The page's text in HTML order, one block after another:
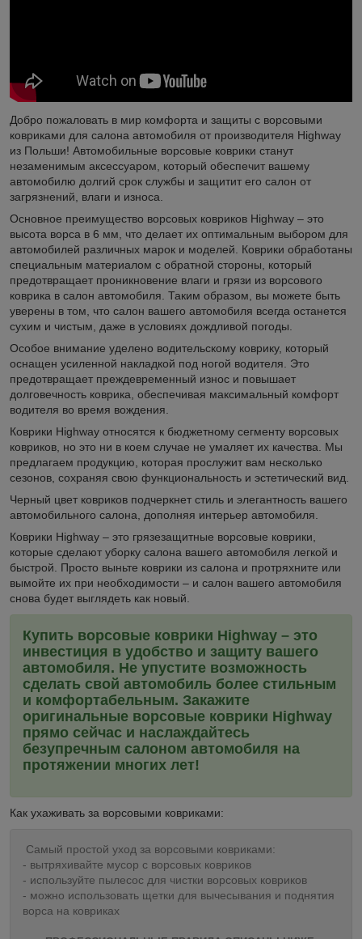
Добро пожаловать в мир комфорта и защиты с ворсовыми
ковриками для салона автомобиля от производителя Highway
из Польши! Автомобильные ворсовые коврики станут
незаменимым аксессуаром, который обеспечит вашему
автомобилю долгий срок службы и защитит его салон от
загрязнений, влаги и износа.
Основное преимущество ворсовых ковриков Highway – это
высота ворса в 6 мм, что делает их оптимальным выбором для
автомобилей различных марок и моделей. Коврики обработаны
специальным материалом с обратной стороны, который
предотвращает проникновение влаги и грязи из ворсового
коврика в салон автомобиля. Таким образом, вы можете быть
уверены в том, что салон вашего автомобиля всегда останется
сухим и чистым, даже в условиях дождливой погоды.
Особое внимание уделено водительскому коврику, который
оснащен усиленной накладкой под ногой водителя. Это
предотвращает преждевременный износ и повышает
долговечность коврика, обеспечивая максимальный комфорт
водителя во время вождения.
Коврики Highway относятся к бюджетному сегменту ворсовых
ковриков, но это ни в коем случае не умаляет их качества. Мы
предлагаем продукцию, которая прослужит вам несколько
сезонов, сохраняя свою функциональность и эстетический вид.
Черный цвет ковриков подчеркнет стиль и элегантность вашего
автомобильного салона, дополняя интерьер автомобиля.
Коврики Highway – это грязезащитные ворсовые коврики,
которые сделают уборку салона вашего автомобиля легкой и
быстрой. Просто выньте коврики из салона и протряхните или
вымойте их при необходимости – и салон вашего автомобиля
снова будет выглядеть как новый.
Купить ворсовые коврики Highway – это
инвестиция в удобство и защиту вашего
автомобиля. Не упустите возможность
сделать свой автомобиль более стильным
и комфортабельным. Закажите
оригинальные ворсовые коврики Highway
прямо сейчас и наслаждайтесь
безупречным салоном автомобиля на
протяжении многих лет!
Как ухаживать за ворсовыми ковриками:
Самый простой уход за ворсовыми ковриками:
- вытряхивайте мусор с ворсовых ковриков
- используйте пылесос для чистки ворсовых ковриков
- можно использовать щетки для вычесывания и поднятия
ворса на ковриках